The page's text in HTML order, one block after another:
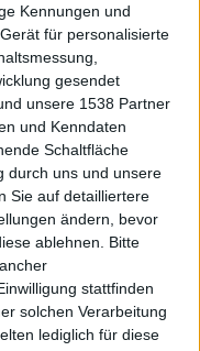
Kennungen und
für personalisierte
gesendet
unsere 1538 Partner
und Kenndaten
Schaltfläche
durch uns und unsere
Sie auf detailliertere
ändern, bevor
ablehnen.
Bitte
stattfinden
solchen Verarbeitung
lediglich für diese
für
Wohnen,
Informatives zu